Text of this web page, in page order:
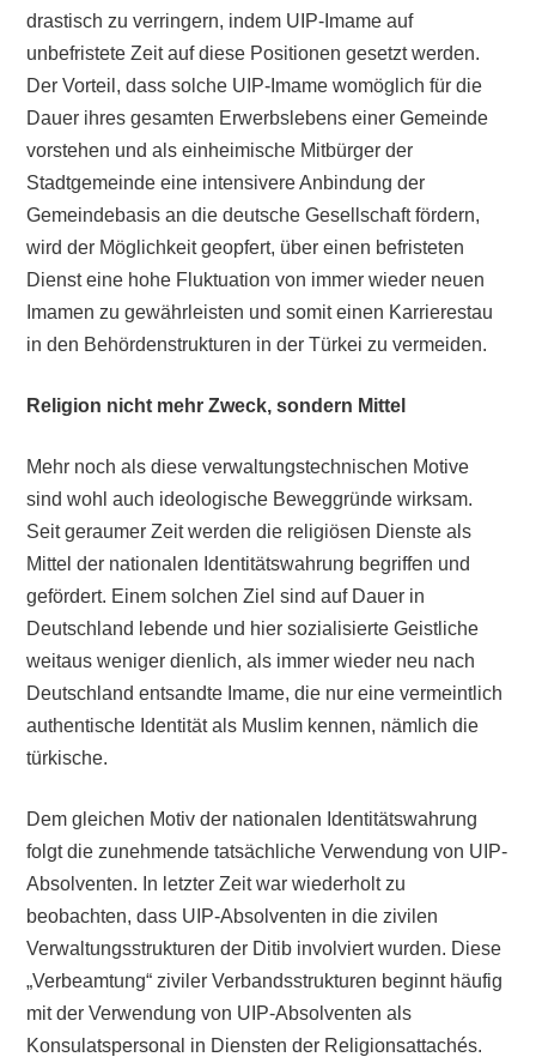
drastisch zu verringern, indem UIP-Imame auf
unbefristete Zeit auf diese Positionen gesetzt werden.
Der Vorteil, dass solche UIP-Imame womöglich für die
Dauer ihres gesamten Erwerbslebens einer Gemeinde
vorstehen und als einheimische Mitbürger der
Stadtgemeinde eine intensivere Anbindung der
Gemeindebasis an die deutsche Gesellschaft fördern,
wird der Möglichkeit geopfert, über einen befristeten
Dienst eine hohe Fluktuation von immer wieder neuen
Imamen zu gewährleisten und somit einen Karrierestau
in den Behördenstrukturen in der Türkei zu vermeiden.
Religion nicht mehr Zweck, sondern Mittel
Mehr noch als diese verwaltungstechnischen Motive
sind wohl auch ideologische Beweggründe wirksam.
Seit geraumer Zeit werden die religiösen Dienste als
Mittel der nationalen Identitätswahrung begriffen und
gefördert. Einem solchen Ziel sind auf Dauer in
Deutschland lebende und hier sozialisierte Geistliche
weitaus weniger dienlich, als immer wieder neu nach
Deutschland entsandte Imame, die nur eine vermeintlich
authentische Identität als Muslim kennen, nämlich die
türkische.
Dem gleichen Motiv der nationalen Identitätswahrung
folgt die zunehmende tatsächliche Verwendung von UIP-
Absolventen. In letzter Zeit war wiederholt zu
beobachten, dass UIP-Absolventen in die zivilen
Verwaltungsstrukturen der Ditib involviert wurden. Diese
„Verbeamtung“ ziviler Verbandsstrukturen beginnt häufig
mit der Verwendung von UIP-Absolventen als
Konsulatspersonal in Diensten der Religionsattachés.